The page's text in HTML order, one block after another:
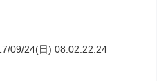
09/24(日) 08:02:22.24